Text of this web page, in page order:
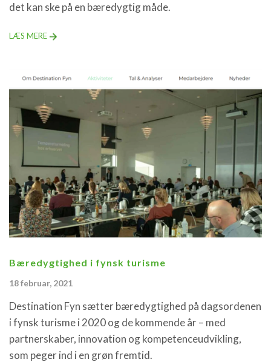
det kan ske på en bæredygtig måde.
LÆS MERE
Bæredygtighed i fynsk turisme
18 februar, 2021
Destination Fyn sætter bæredygtighed på dagsordenen
i fynsk turisme i 2020 og de kommende år – med
partnerskaber, innovation og kompetenceudvikling,
som peger ind i en grøn fremtid.